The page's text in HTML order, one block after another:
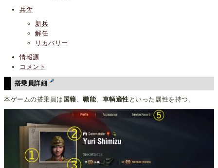
兵舎
新兵
解任
リカバリー
情報源
コメント
搭乗員詳細
本ゲームの搭乗員は 国籍 、職能 車輌適性 といった属性を持つ。